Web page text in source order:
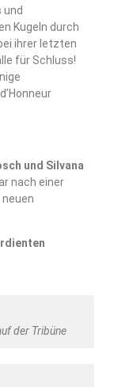
und
Kugeln durch
ihrer letzten
für Schluss!
und Silvana
nach einer
der Tribüne